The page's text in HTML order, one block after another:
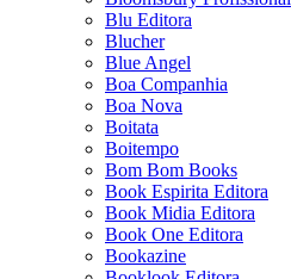
Blu Editora
Blucher
Blue Angel
Boa Companhia
Boa Nova
Boitata
Boitempo
Bom Bom Books
Book Espirita Editora
Book Midia Editora
Book One Editora
Bookazine